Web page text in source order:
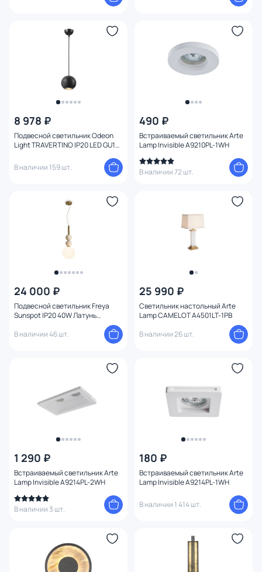
8 978 ₽
Подвесной светильник Odeon
Light TRAVERTINO IP20 LED GU10
В наличии 159 шт.
490 ₽
Встраиваемый светильник Arte
Lamp Invisible A9210PL-1WH
В наличии 72 шт.
24 000 ₽
Подвесной светильник Freya
Sunspot IP20 40W Латунь
В наличии 46 шт.
25 990 ₽
Светильник настольный Arte
Lamp CAMELOT A4501LT-1PB
В наличии 26 шт.
1 290 ₽
Встраиваемый светильник Arte
Lamp Invisible A9214PL-2WH
В наличии 3 шт.
180 ₽
Встраиваемый светильник Arte
Lamp Invisible A9214PL-1WH
В наличии 1 414 шт.